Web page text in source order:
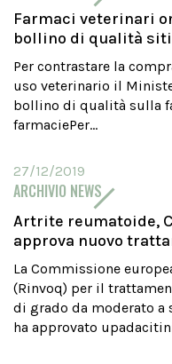
Farmaci veterinari
bollino di qualità
Per contrastare la
uso veterinario il
bollino di qualità sulla
farmaciePer...
27/12/2019
ARCHIVIO NEWS
Artrite reumatoide,
approva nuovo
La Commissione
(Rinvoq) per il
di grado da moderato a
ha approvato